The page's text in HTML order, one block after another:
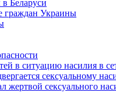
Беларуси
граждан Украины
в ситуацию насилия в
сексуальному
жертвой сексуального